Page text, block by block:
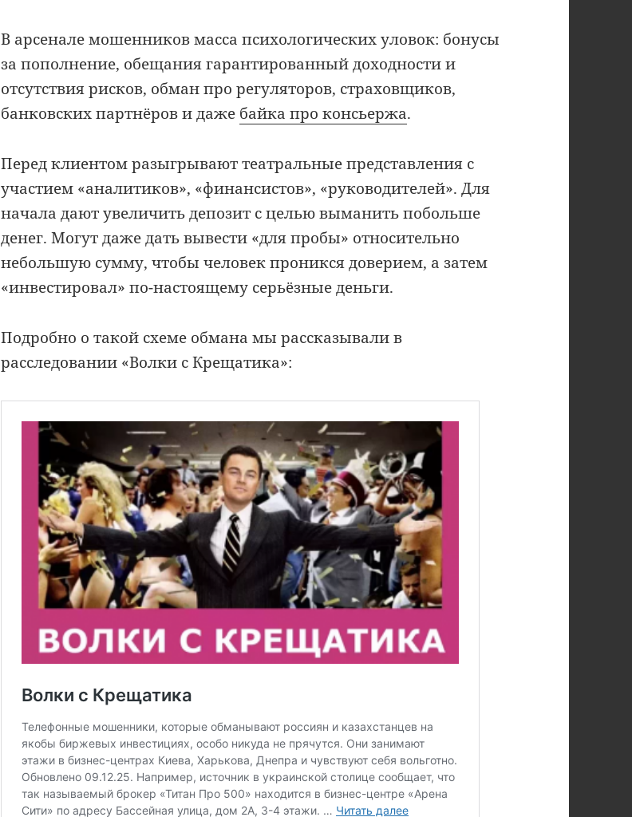
В арсенале мошенников масса психологических уловок: бонусы
за пополнение, обещания гарантированный доходности и
отсутствия рисков, обман про регуляторов, страховщиков,
банковских партнёров и даже байка про консьержа.
Перед клиентом разыгрывают театральные представления с
участием «аналитиков», «финансистов», «руководителей». Для
начала дают увеличить депозит с целью выманить побольше
денег. Могут даже дать вывести «для пробы» относительно
небольшую сумму, чтобы человек проникся доверием, а затем
«инвестировал» по-настоящему серьёзные деньги.
Подробно о такой схеме обмана мы рассказывали в
расследовании «Волки с Крещатика»: